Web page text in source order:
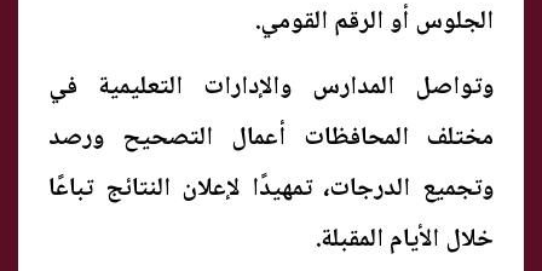
الجلوس أو الرقم القومي.
وتواصل المدارس والإدارات التعليمية في
مختلف المحافظات أعمال التصحيح ورصد
وتجميع الدرجات، تمهيدًا لإعلان النتائج تباعًا
خلال الأيام المقبلة.